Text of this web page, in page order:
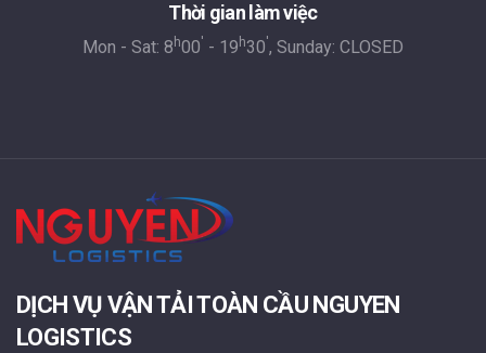
Thời gian làm việc
Mon - Sat: 8 h00' - 19 h30', Sunday: CLOSED
DỊCH VỤ VẬN TẢI TOÀN CẦU NGUYEN
LOGISTICS